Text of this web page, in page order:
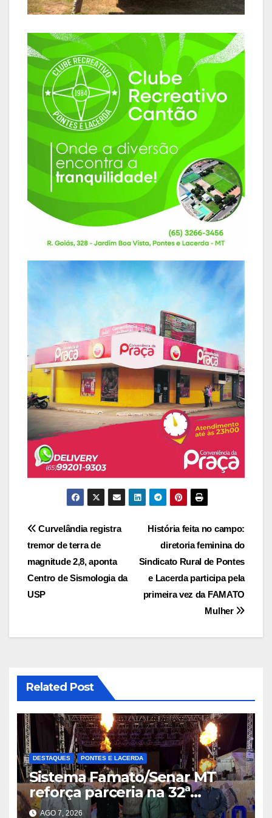
Navegação
de
Post
História feita no campo:
diretoria feminina do
Sindicato Rural de Pontes
e Lacerda participa pela
primeira vez da FAMATO
Mulher
Curvelândia registra
tremor de terra de
magnitude 2,8, aponta
Centro de Sismologia da
USP
Related Post
DESTAQUES PONTES E LACERDA
Sistema Famato/Senar MT
reforça parceria na 32ª
Expoeste e destaca potencial
AGO 7, 2026